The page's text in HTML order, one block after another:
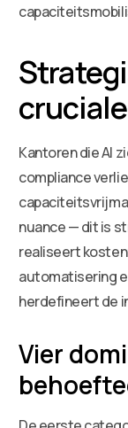
Kantoren die AI
compliance
nuance — dit is
realiseert
automatisering
herdefineert de
Vier